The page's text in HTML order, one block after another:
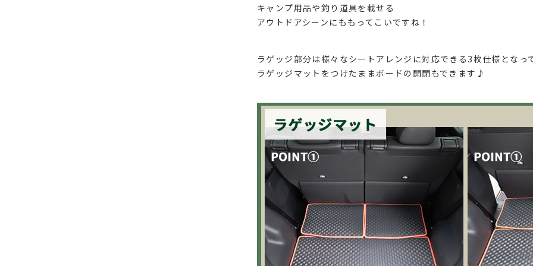
キャンプ用品や釣り道具を載せる
アウトドアシーンにももってこいですね！
ラゲッジ部分は様々なシートアレンジに対応できる3枚仕様となっ
ラゲッジマットをつけたままボードの開閉もできます♪